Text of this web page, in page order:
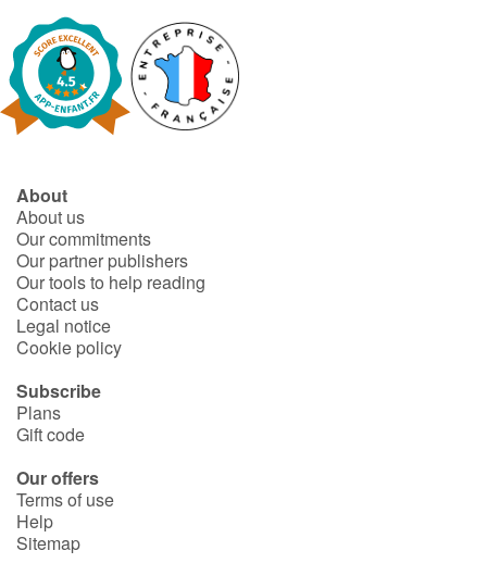
About
About us
Our commitments
Our partner publishers
Our tools to help reading
Contact us
Legal notice
Cookie policy
Subscribe
Plans
Gift code
Our offers
Terms of use
Help
Sitemap